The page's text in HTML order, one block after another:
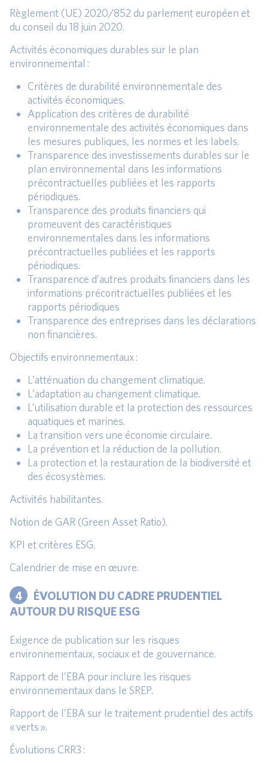
Règlement (UE) 2020/852 du parlement européen et
du conseil du 18 juin 2020.
Activités économiques durables sur le plan
environnemental :
Critères de durabilité environnementale des
activités économiques.
Application des critères de durabilité
environnementale des activités économiques dans
les mesures publiques, les normes et les labels.
Transparence des investissements durables sur le
plan environnemental dans les informations
précontractuelles publiées et les rapports
périodiques.
Transparence des produits financiers qui
promeuvent des caractéristiques
environnementales dans les informations
précontractuelles publiées et les rapports
périodiques.
Transparence d’autres produits financiers dans les
informations précontractuelles publiées et les
rapports périodiques
Transparence des entreprises dans les déclarations
non financières.
Objectifs environnementaux :
L’atténuation du changement climatique.
L’adaptation au changement climatique.
L’utilisation durable et la protection des ressources
aquatiques et marines.
La transition vers une économie circulaire.
La prévention et la réduction de la pollution.
La protection et la restauration de la biodiversité et
des écosystèmes.
Activités habilitantes.
Notion de GAR (Green Asset Ratio).
KPI et critères ESG.
Calendrier de mise en œuvre.
4
ÉVOLUTION DU CADRE PRUDENTIEL
AUTOUR DU RISQUE ESG
Exigence de publication sur les risques
environnementaux, sociaux et de gouvernance.
Rapport de l’EBA pour inclure les risques
environnementaux dans le SREP.
Rapport de l’EBA sur le traitement prudentiel des actifs
« verts ».
Évolutions CRR3 :